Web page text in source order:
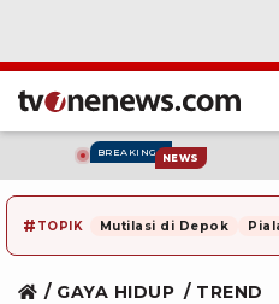
BREAKING NEWS
# TOPIK Mutilasi di Depok
GAYA HIDUP TREND